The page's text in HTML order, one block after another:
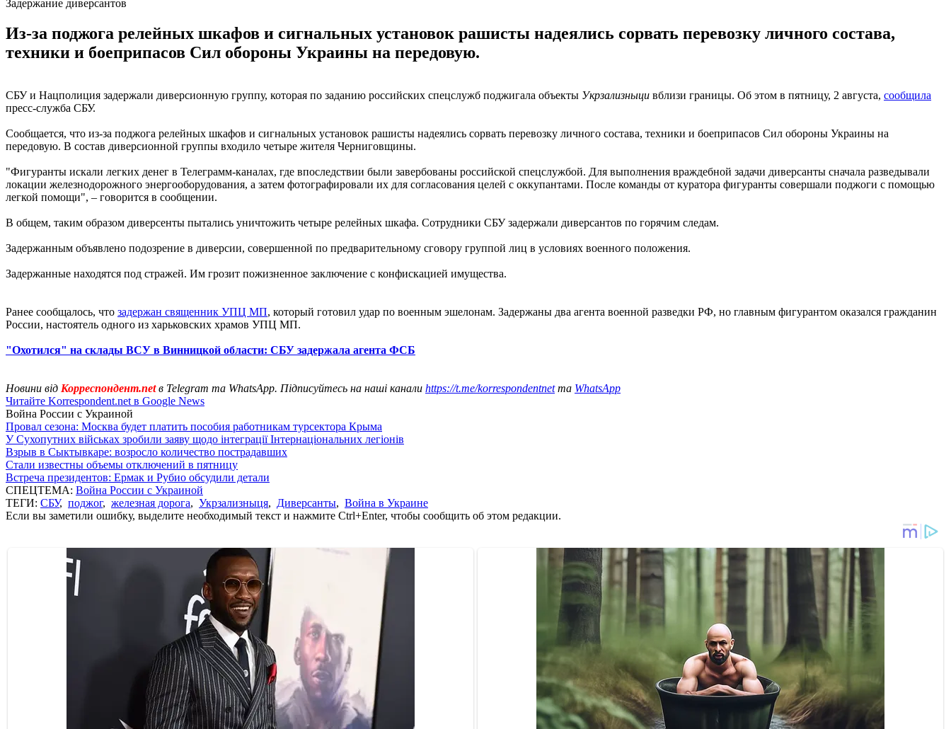
Задержание диверсантов
Из-за поджога релейных шкафов и сигнальных установок рашисты надеялись сорвать перевозку личного состава,
техники и боеприпасов Сил обороны Украины на передовую.
СБУ и Нацполиция задержали диверсионную группу, которая по заданию российских спецслужб поджигала объекты Укрзализныци вблизи границы. Об этом в пятницу, 2 августа, сообщила
пресс-служба СБУ.
Сообщается, что из-за поджога релейных шкафов и сигнальных установок рашисты надеялись сорвать перевозку личного состава, техники и боеприпасов Сил обороны Украины на
передовую. В состав диверсионной группы входило четыре жителя Черниговщины.
"Фигуранты искали легких денег в Телеграмм-каналах, где впоследствии были завербованы российской спецслужбой. Для выполнения враждебной задачи диверсанты сначала разведывали
локации железнодорожного энергооборудования, а затем фотографировали их для согласования целей с оккупантами. После команды от куратора фигуранты совершали поджоги с помощью
легкой помощи", – говорится в сообщении.
В общем, таким образом диверсенты пытались уничтожить четыре релейных шкафа. Сотрудники СБУ задержали диверсантов по горячим следам.
Задержанным объявлено подозрение в диверсии, совершенной по предварительному сговору группой лиц в условиях военного положения.
Задержанные находятся под стражей. Им грозит пожизненное заключение с конфискацией имущества.
Ранее сообщалось, что задержан священник УПЦ МП, который готовил удар по военным эшелонам. Задержаны два агента военной разведки РФ, но главным фигурантом оказался гражданин
России, настоятель одного из харьковских храмов УПЦ МП.
"Охотился" на склады ВСУ в Винницкой области: СБУ задержала агента ФСБ
Новини від Корреспондент.netв Telegram та WhatsApp. Підписуйтесь на наші канали https://t.me/korrespondentnetта WhatsApp
Читайте Korrespondent.net в Google News
Война России с Украиной
Провал сезона: Москва будет платить пособия работникам турсектора Крыма
У Сухопутних військах зробили заяву щодо інтеграції Інтернаціональних легіонів
Взрыв в Сыктывкаре: возросло количество пострадавших
Стали известны объемы отключений в пятницу
Встреча президентов: Ермак и Рубио обсудили детали
СПЕЦТЕМА: Война России с Украиной
ТЕГИ: СБУ, поджог, железная дорога, Укрзализныця, Диверсанты, Война в Украине
Если вы заметили ошибку, выделите необходимый текст и нажмите Ctrl+Enter, чтобы сообщить об этом редакции.